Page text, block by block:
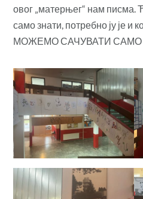
овог „матерњег“ нам писма.
само знати, потребно ју је
МОЖЕМО САЧУВАТИ